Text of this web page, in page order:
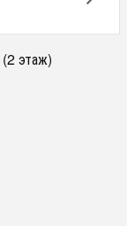
этаж)